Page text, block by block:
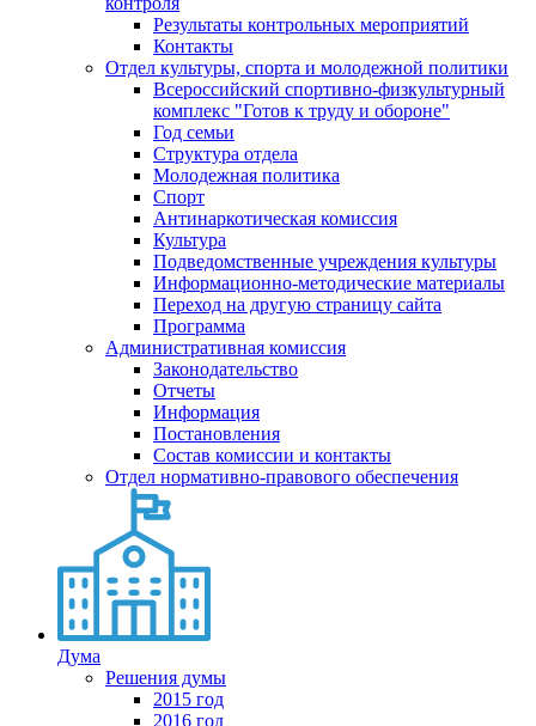
Результаты контрольных мероприятий
Контакты
Отдел культуры, спорта и молодежной политики
Всероссийский спортивно-физкультурный
комплекс "Готов к труду и обороне"
Год семьи
Структура отдела
Молодежная политика
Спорт
Антинаркотическая комиссия
Культура
Подведомственные учреждения культуры
Информационно-методические материалы
Переход на другую страницу сайта
Программа
Административная комиссия
Законодательство
Отчеты
Информация
Постановления
Состав комиссии и контакты
Отдел нормативно-правового обеспечения
Дума
Решения думы
2015 год
2016 год